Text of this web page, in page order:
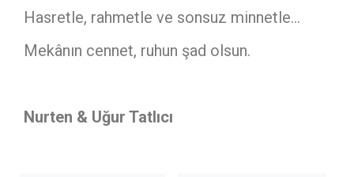
Hasretle, rahmetle ve sonsuz minnetle…
Mekânın cennet, ruhun şad olsun.
Nurten & Uğur Tatlıcı